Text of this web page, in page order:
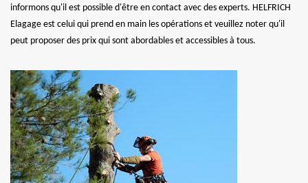
informons qu'il est possible d'être en contact avec des experts. HELFRICH
Elagage est celui qui prend en main les opérations et veuillez noter qu'il
peut proposer des prix qui sont abordables et accessibles à tous.